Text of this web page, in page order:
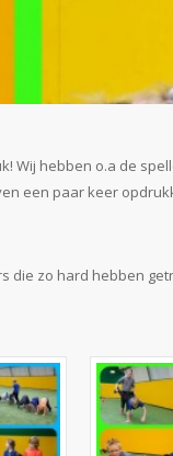
Wij hebben o.a de
een paar keer
die zo hard hebben